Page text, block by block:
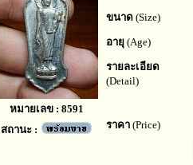
หมายเลข : 8591
สถานะ :
ขนาด (Size)
อายุ (Age)
รายละเอียด
(Detail)
ราคา (Price)